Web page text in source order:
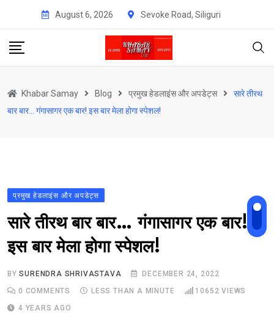
content
August 6, 2026 Sevoke Road, Siliguri
Khabar Samay Blog प्रमुख हेडलाइंस और अपडेट्स
सारे तीरथ
बार बार… गंगासागर एक बार! इस बार मेला होगा स्पेशल!
प्रमुख हेडलाइंस और अपडेट्स
सारे तीरथ बार बार… गंगासागर एक बार!
इस बार मेला होगा स्पेशल!
BYSURENDRA SHRIVASTAVA
DECEMBER 24, 2022
0 COMMENTS LESS THAN A MINUTE 10652 VIEWS
4 YEARS AGO